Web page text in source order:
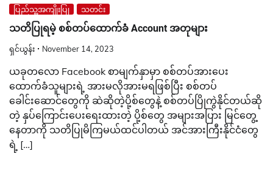
ပြည်သူ့အကျိုးပြု သတင်း
သတိပြုရမဲ့ စစ်တပ်ထောက်ခံ Account အတုများ
ရှင်ယွန်း November 14, 2023
ယခုတလော Facebook စာမျက်နှာမှာ စစ်တပ်အားပေး
ထောက်ခံသူများရဲ့ အားမလိုအားမရဖြစ်ပြီး စစ်တပ်
ခေါင်းဆောင်တွေကို ဆဲဆိုတဲ့ပို့စ်တွေနဲ့ စစ်တပ်ပြိုကွဲနိုင်တယ်ဆို
တဲ့ နှပ်ကြောင်းပေးရေးထားတဲ့ ပို့စ်တွေ အများအပြား မြင်တွေ့
နေတာကို သတိပြုမိကြမယ်ထင်ပါတယ် အင်အားကြီးနိုင်ငံတွေ
ရဲ့ […]